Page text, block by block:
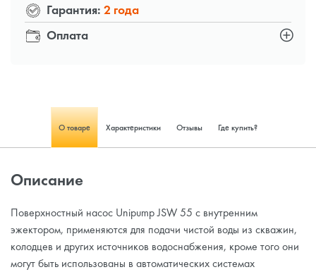
Оплата
Гарантия: 2 года
О товаре Характеристики Отзывы Где купить?
Описание
Поверхностный насос Unipump JSW 55 c внутренним
эжектором, применяются для подачи чистой воды из скважин,
колодцев и других источников водоснабжения, кроме того они
могут быть использованы в автоматических системах